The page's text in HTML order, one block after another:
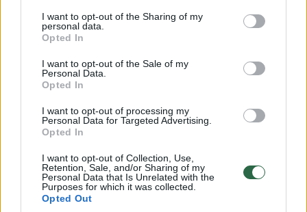
I want to opt-out of the Sharing of my
personal data.
Opted In
I want to opt-out of the Sale of my
Personal Data.
Opted In
I want to opt-out of processing my
Personal Data for Targeted Advertising.
Opted In
I want to opt-out of Collection, Use,
Retention, Sale, and/or Sharing of my
Personal Data that Is Unrelated with the
Purposes for which it was collected.
Opted Out
gresia prarasti 317 tūkst.
dolerių